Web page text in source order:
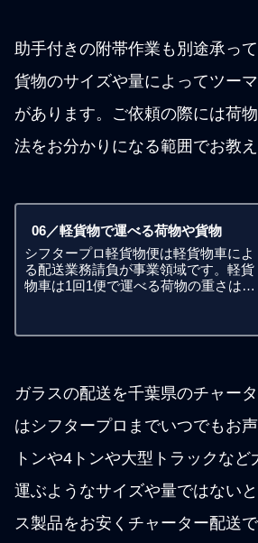
助手付きの附帯作業も別途承っ
貨物のサイズや量によってツー
があります。ご依頼の際には荷
法をお分かりになる範囲でお教え
06／軽貨物で運べる荷物や貨物
シフタープロ軽貨物便は軽貨物車によ
る配送業務請負が事業領域です。軽貨
物車は1回1便で運べる荷物の重さは合
ロや30キロといった制限はありませ
ガラスの配送を千葉県のチャー
はシフタープロまでいつでもお
トンや4トンや大型トラックな
運ぶようなサイズや量ではない
ス製品をお安くチャーター配送で